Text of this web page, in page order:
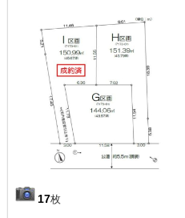
17枚